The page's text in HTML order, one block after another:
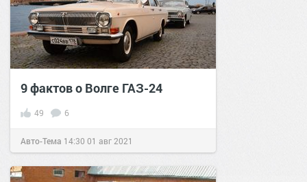
9 фактов о Волге ГАЗ-24
49 6
Авто-Тема 14:30 01 авг 2021